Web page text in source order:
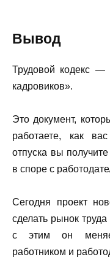
Вывод
Трудовой кодекс —
кадровиков».
Это документ,
работаете, как
отпуска вы
в споре с
Сегодня проект
сделать рынок
с этим он
работником и